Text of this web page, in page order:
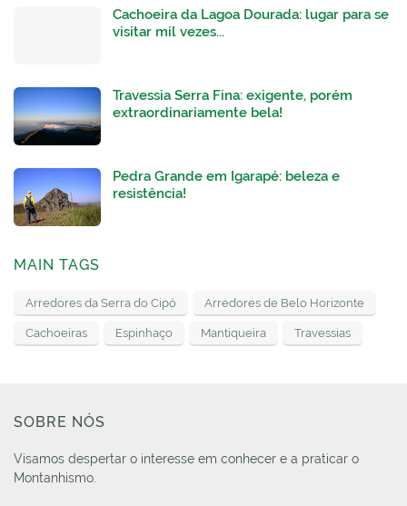
Cachoeira da Lagoa Dourada: lugar para se
visitar mil vezes...
Travessia Serra Fina: exigente, porém
extraordinariamente bela!
Pedra Grande em Igarapé: beleza e
resistência!
MAIN TAGS
Arredores da Serra do Cipó Arredores de Belo Horizonte
Cachoeiras Espinhaço Mantiqueira Travessias
SOBRE NÓS
Visamos despertar o interesse em conhecer e a praticar o
Montanhismo.